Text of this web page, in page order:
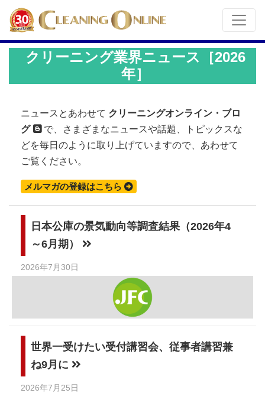
クリーニング業界ニュース［2026
年］
ニュースとあわせて クリーニングオンライン・ブロ
グ
で、さまざまなニュースや話題、トピックスな
どを毎日のように取り上げていますので、あわせて
ご覧ください。
メルマガの登録はこちら
日本公庫の景気動向等調査結果（2026年4
～6月期）
2026年7月30日
世界一受けたい受付講習会、従事者講習兼
ね9月に
2026年7月25日